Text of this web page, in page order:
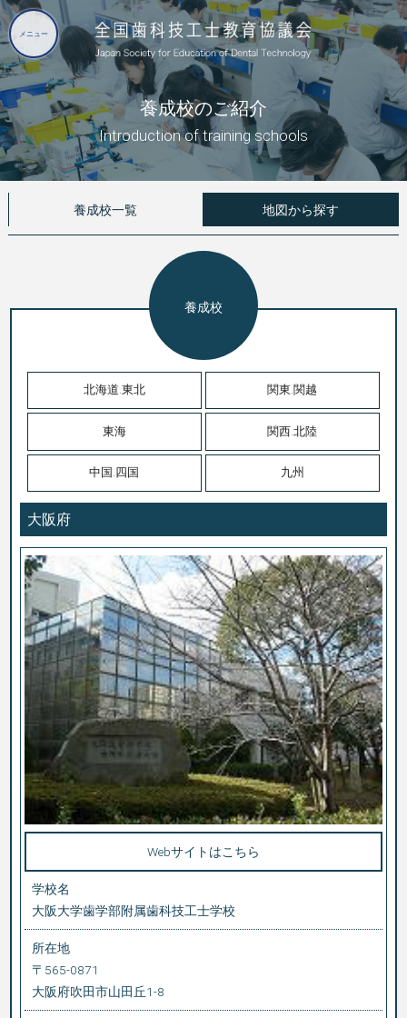
養成校のご紹介
Introduction of training schools
養成校一覧 地図から探す
養成校
北海道.東北 関東.関越
東海 関西.北陸
中国.四国 九州
大阪府
Webサイトはこちら
学校名
大阪大学歯学部附属歯科技工士学校
所在地
〒565-0871
大阪府吹田市山田丘1-8